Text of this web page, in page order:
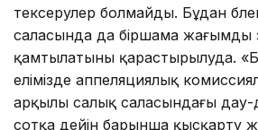
тексерулер болмайды. Бұдан
саласында да біршама жағымды
қамтылатыны қарастырылуда.
елімізде аппеляциялық
арқылы салық саласындағы
сотқа дейін барынша қысқарту